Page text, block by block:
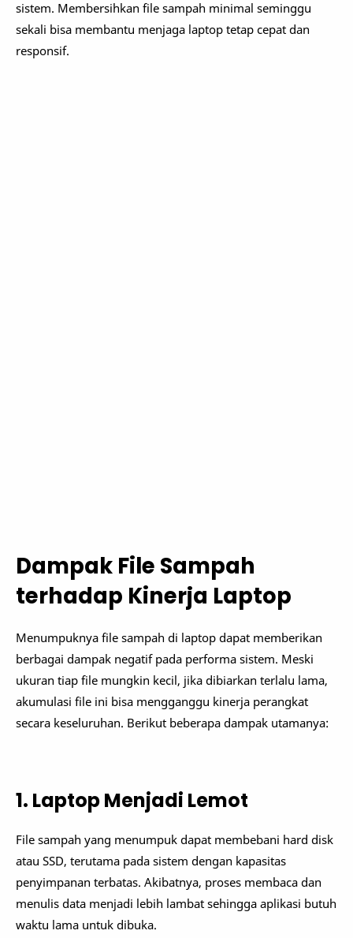
sistem. Membersihkan file sampah minimal seminggu
sekali bisa membantu menjaga laptop tetap cepat dan
responsif.
Dampak File Sampah
terhadap Kinerja Laptop
Menumpuknya file sampah di laptop dapat memberikan
berbagai dampak negatif pada performa sistem. Meski
ukuran tiap file mungkin kecil, jika dibiarkan terlalu lama,
akumulasi file ini bisa mengganggu kinerja perangkat
secara keseluruhan. Berikut beberapa dampak utamanya:
1. Laptop Menjadi Lemot
File sampah yang menumpuk dapat membebani hard disk
atau SSD, terutama pada sistem dengan kapasitas
penyimpanan terbatas. Akibatnya, proses membaca dan
menulis data menjadi lebih lambat sehingga aplikasi butuh
waktu lama untuk dibuka.